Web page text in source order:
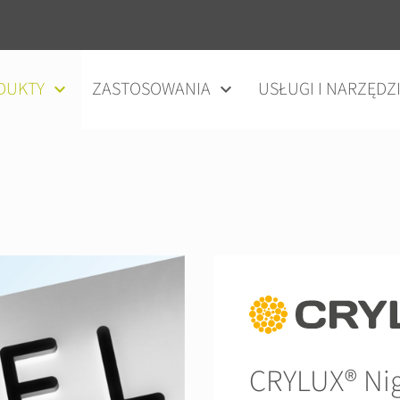
ZASTOSOWANIA USŁUGI I
CRYLUX®